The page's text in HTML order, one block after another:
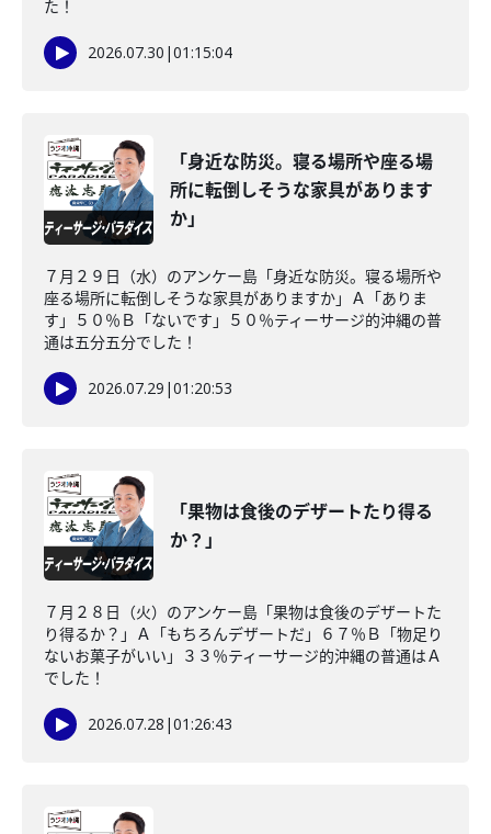
た！
2026.07.30 |01:15:04
「身近な防災。寝る場所や座る場
所に転倒しそうな家具があります
か」
７月２９日（水）のアンケー島「身近な防災。寝る場所や
座る場所に転倒しそうな家具がありますか」Ａ「ありま
す」５０％Ｂ「ないです」５０％ティーサージ的沖縄の普
通は五分五分でした！
2026.07.29 |01:20:53
「果物は食後のデザートたり得る
か？」
７月２８日（火）のアンケー島「果物は食後のデザートた
り得るか？」Ａ「もちろんデザートだ」６７％Ｂ「物足り
ないお菓子がいい」３３％ティーサージ的沖縄の普通はＡ
でした！
2026.07.28 |01:26:43